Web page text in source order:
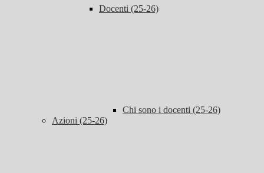
Docenti (25-26)
Chi sono i docenti (25-26)
Azioni (25-26)